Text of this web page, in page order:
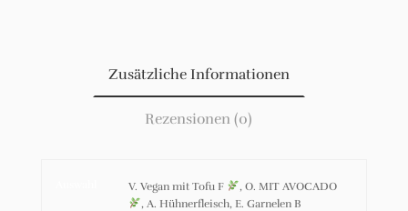
Zusätzliche Informationen
Rezensionen (0)
V. Vegan mit Tofu F
, O. MIT AVOCADO
, A. Hühnerfleisch, E. Garnelen B